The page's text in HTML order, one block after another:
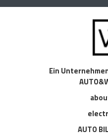
Ein
AUTO